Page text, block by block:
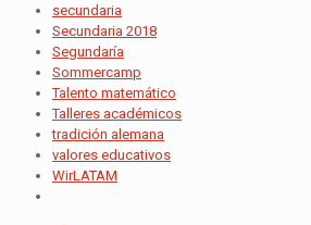
secundaria
Secundaria 2018
Segundaría
Sommercamp
Talento matemático
Talleres académicos
tradición alemana
valores educativos
WirLATAM